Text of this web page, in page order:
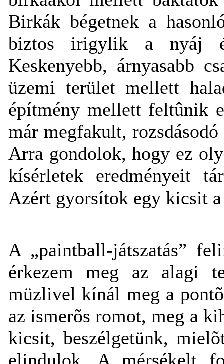
Birkák bégetnek a
biztos irigylik a nyáj
Keskenyebb, árnyasabb
üzemi terület mellett
építmény mellett feltûnik
már megfakult,
Arra gondolok, hogy ez
kísérletek eredményeit
Azért gyorsítok egy kicsit
A „paintball-játszatás”
érkezem meg az alagi
müzlivel kínál meg a
az ismerõs romot, meg a
kicsit, beszélgetünk,